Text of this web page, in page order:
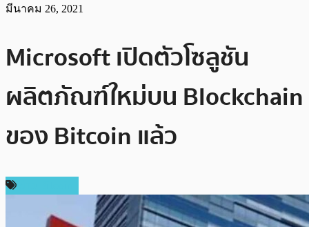
มีนาคม 26, 2021
Microsoft เปิดตัวโซลูชัน
ผลิตภัณฑ์ใหม่บน Blockchain
ของ Bitcoin แล้ว